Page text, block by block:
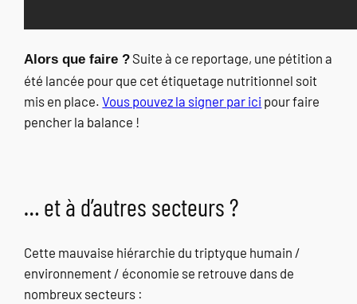
Alors que faire ? Suite à ce reportage, une pétition a
été lancée pour que cet étiquetage nutritionnel soit
mis en place.Vous pouvez la signer par ici pour faire
pencher la balance !
… et à d’autres secteurs ?
Cette mauvaise hiérarchie du triptyque humain /
environnement / économie se retrouve dans de
nombreux secteurs :